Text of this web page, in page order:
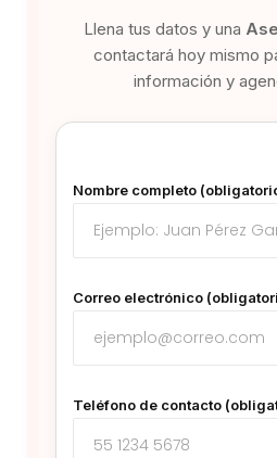
Llena tus datos y una
contactará hoy mismo
información y
Nombre completo
Correo electrónico
Teléfono de contacto